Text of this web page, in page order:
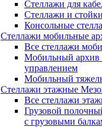
Стеллажи для
Стеллажи и
Консольные
Стеллажи мобильные
Все стеллажи
Мобильный архив
управлением
Мобильный
Стеллажи этажные
Все стеллажи
Грузовой
с грузовыми